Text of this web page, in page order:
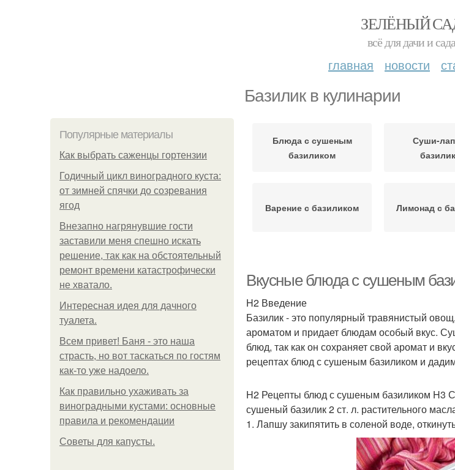
ЗЕЛЁНЫЙ
всё для дачи и сада
главная новости
Базилик в кулинарии
Популярные материалы
Как выбрать саженцы гортензии
Годичный цикл виноградного куста:
от зимней спячки до созревания
ягод
Внезапно нагрянувшие гости
заставили меня спешно искать
решение, так как на обстоятельный
ремонт времени катастрофически
не хватало.
Интересная идея для дачного
туалета.
Всем привет! Баня - это наша
страсть, но вот таскаться по гостям
как-то уже надоело.
Как правильно ухаживать за
виноградными кустами: основные
правила и рекомендации
Советы для капусты.
Блюда с сушеным
базиликом
Суши-
Варение с базиликом Лимонад с
Базилик на зиму
Базилик с
Суп с
Вкусные блюда с сушеным
H2 Введение
Базилик - это популярный травянистый
ароматом и придает блюдам особый вкус.
блюд, так как он сохраняет свой аромат и
рецептах блюд с сушеным базиликом и
H2 Рецепты блюд с сушеным базиликом H3
сушеный базилик 2 ст. л. растительного
1. Лапшу закипятить в соленой воде,